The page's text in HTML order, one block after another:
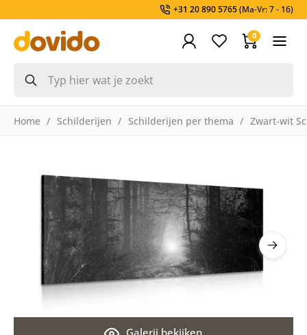
+31 20 890 5765(Ma-Vr: 7 - 16)
0
Home Schilderijen Schilderijen per thema Zwart-wit
Galerij bekijken